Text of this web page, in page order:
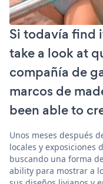
Si todavía find
take a look at
compañía de
marcos de
been able to
Unos meses después
locales y exposiciones
buscando una forma
ability para mostrar a